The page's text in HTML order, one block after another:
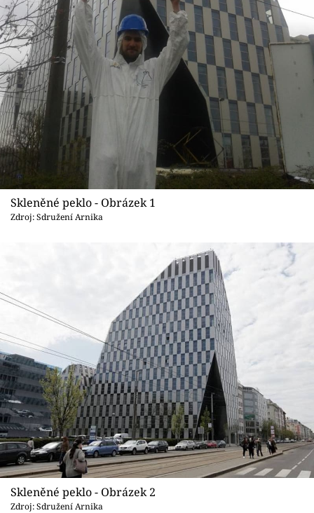
Přihlášení
Sledujte nás
Skleněné peklo - Obrázek 1
Zdroj: Sdružení Arnika
Skleněné peklo - Obrázek 2
Zdroj: Sdružení Arnika